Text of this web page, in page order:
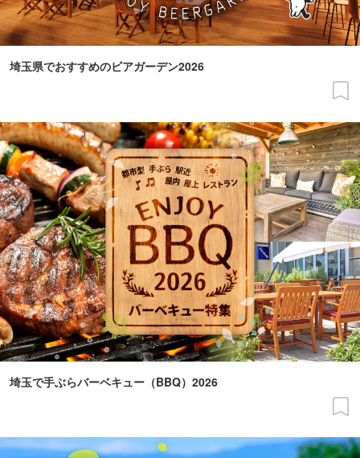
埼玉県でおすすめのビアガーデン2026
埼玉で手ぶらバーベキュー（BBQ）2026